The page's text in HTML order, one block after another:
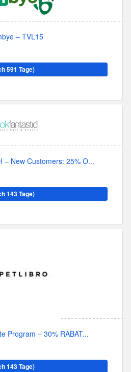
– TVL15
591 Tage)
– New Customers: 25% O...
143 Tage)
Program – 30% RABAT...
143 Tage)